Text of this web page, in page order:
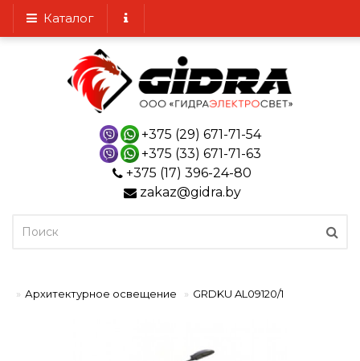
Каталог
+375 (29) 671-71-54
+375 (33) 671-71-63
+375 (17) 396-24-80
zakaz@gidra.by
Архитектурное освещение GRDKU AL09120/1